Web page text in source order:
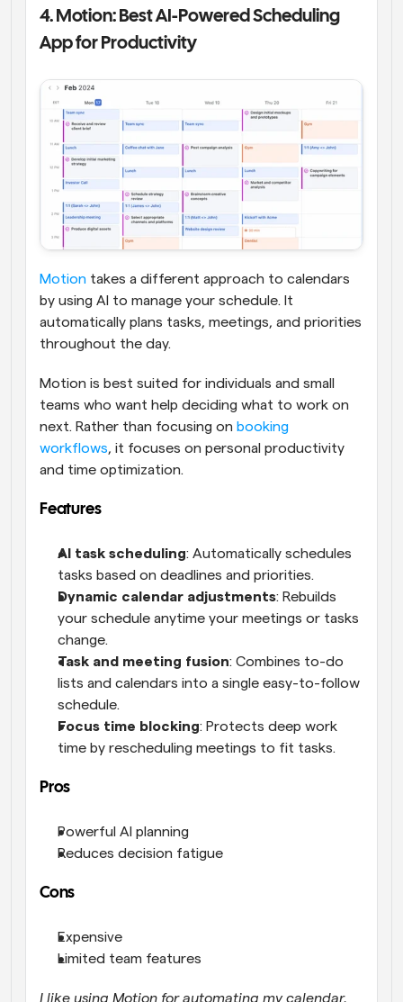
4. Motion: Best AI-Powered Scheduling
App for Productivity
Motion takes a different approach to calendars
by using AI to manage your schedule. It
automatically plans tasks, meetings, and priorities
throughout the day.
Motion is best suited for individuals and small
teams who want help deciding what to work on
next. Rather than focusing on booking
workflows, it focuses on personal productivity
and time optimization.
Features
AI task scheduling: Automatically schedules
tasks based on deadlines and priorities.
Dynamic calendar adjustments: Rebuilds
your schedule anytime your meetings or tasks
change.
Task and meeting fusion: Combines to-do
lists and calendars into a single easy-to-follow
schedule.
Focus time blocking: Protects deep work
time by rescheduling meetings to fit tasks.
Pros
Powerful AI planning
Reduces decision fatigue
Cons
Expensive
Limited team features
I like using Motion for automating my calendar.